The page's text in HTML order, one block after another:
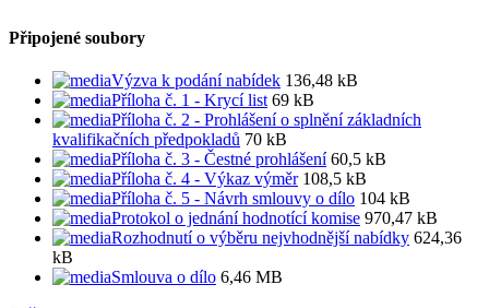
Připojené soubory
Výzva k podání nabídek 136,48 kB
Příloha č. 1 - Krycí list 69 kB
Příloha č. 2 - Prohlášení o splnění základních
kvalifikačních předpokladů 70 kB
Příloha č. 3 - Čestné prohlášení60,5 kB
Příloha č. 4 - Výkaz výměr108,5 kB
Příloha č. 5 - Návrh smlouvy o dílo 104 kB
Protokol o jednání hodnotící komise 970,47 kB
Rozhodnutí o výběru nejvhodnější nabídky 624,36
kB
Smlouva o dílo 6,46 MB